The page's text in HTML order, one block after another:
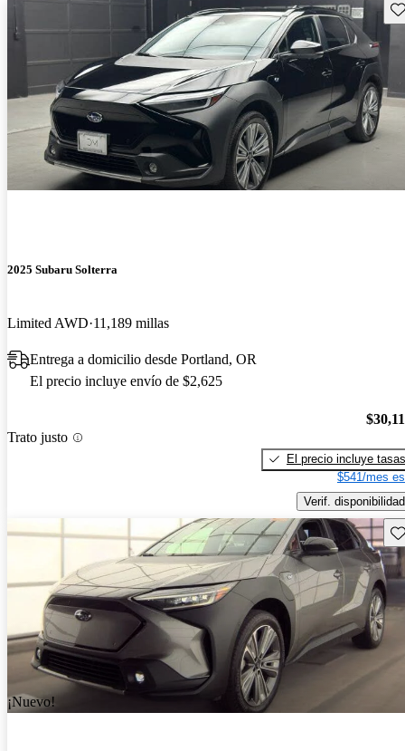
2025 Subaru Solterra
Limited AWD 11,189 millas
Entrega a domicilio desde Portland, OR
El precio incluye envío de $2,625
Trato justo
El precio incluye tasas
$541/mes
Verif. disponibilidad
¡Nuevo!